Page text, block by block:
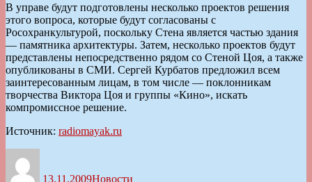
В управе будут подготовлены несколько проектов решения
этого вопроса, которые будут согласованы с
Росохранкультурой, поскольку Стена является частью здания
— памятника архитектуры. Затем, несколько проектов будут
представлены непосредственно рядом со Стеной Цоя, а также
опубликованы в СМИ. Сергей Курбатов предложил всем
заинтересованным лицам, в том числе — поклонникам
творчества Виктора Цоя и группы «Кино», искать
компромиссное решение.
Источник: radiomayak.ru
13.11.2009Новости